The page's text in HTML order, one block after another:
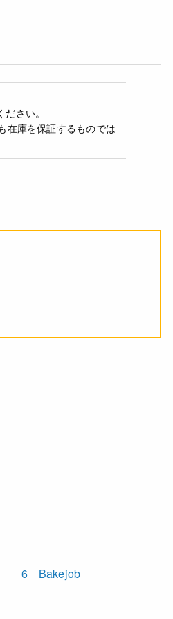
さい。
在庫を保証するものでは